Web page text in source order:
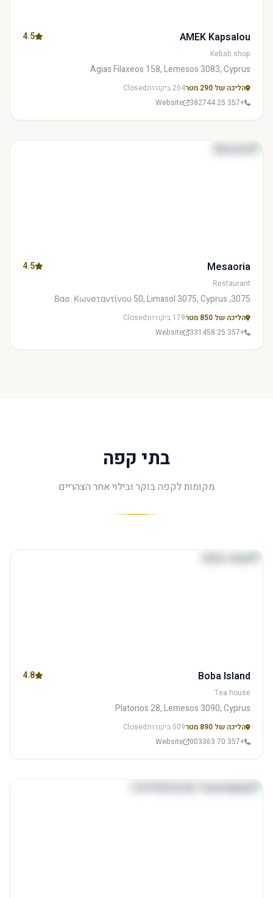
AMEK Kapsalou
4.5
Kebab shop
Agias Filaxeos 158, Lemesos 3083, Cyprus
הליכה של 290 מטר 204 ביקורות
Closed
+357 25 382744
Website
Mesaoria
4.5
Restaurant
3075, Βασ. Κωνσταντίνου 50, Limasol 3075, Cyprus
הליכה של 850 מטר 179 ביקורות
Closed
+357 25 331458
Website
בתי קפה
מקומות לקפה בוקר ובילוי אחר הצהריים
Boba Island
4.8
Tea house
Platonos 28, Lemesos 3090, Cyprus
הליכה של 890 מטר 509 ביקורות
Closed
+357 70 003363
Website